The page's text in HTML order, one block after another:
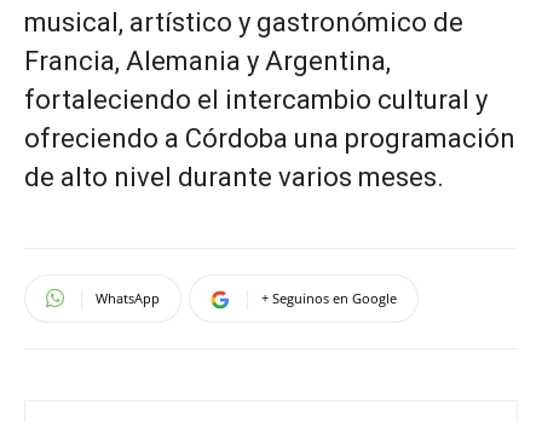
musical, artístico y gastronómico de
Francia, Alemania y Argentina,
fortaleciendo el intercambio cultural y
ofreciendo a Córdoba una programación
de alto nivel durante varios meses.
WhatsApp + Seguinos en Google